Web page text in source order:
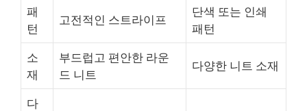
패
턴
고전적인 스트라이프
단색 또는 인쇄
패턴
소
재
부드럽고 편안한 라운
드 니트
다양한 니트 소재
다